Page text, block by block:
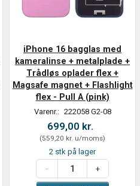
iPhone 16 bagglas med
kameralinse + metalplade +
Trådløs oplader flex +
Magsafe magnet + Flashlight
flex - Pull A (pink)
Varenr.: 222058 G2-08
699,00 kr.
(559,20 kr. u/moms)
2 stk på lager